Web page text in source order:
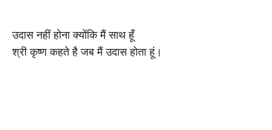
उदास नहीं होना क्योंकि मैं साथ हूँ
श्री कृष्ण कहते है जब मैं उदास होता हूं।